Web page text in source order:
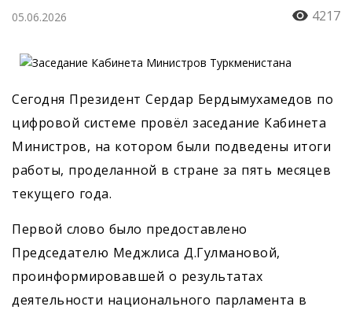
05.06.2026 4217
Сегодня Президент Сердар Бердымухамедов по
цифровой сис­теме провёл заседание Кабинета
Министров, на котором были подведены итоги
работы, проделанной в стране за пять месяцев
текущего года.
Первой слово было предоставлено
Председателю Меджлиса Д.Гулмановой,
проинформировавшей о результатах
деятельности национального парламента в